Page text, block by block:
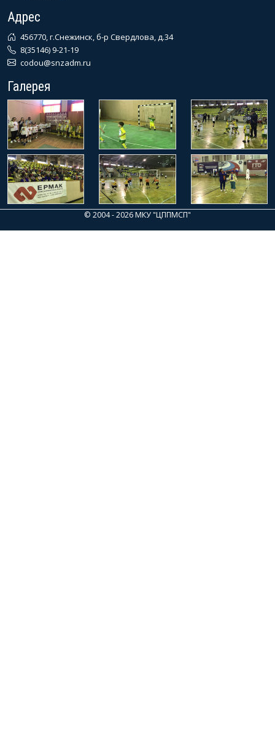
Адрес
456770, г.Снежинск, б-р Свердлова, д.34
8(35146) 9-21-19
codou@snzadm.ru
Галерея
© 2004 - 2026 МКУ "ЦППМСП"